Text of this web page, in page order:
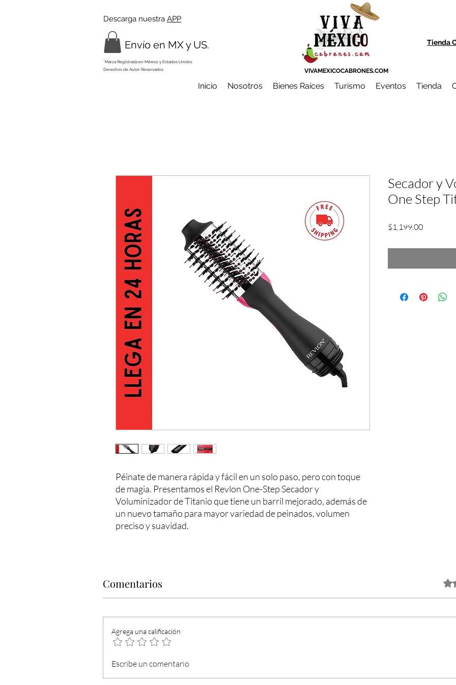
Descarga nuestra APP
Envío en MX y US.
*Marca Registrada en México y Estados Unidos
Derechos de Autor Reservados.
Tienda
Inicio Nosotros Bienes Raíces Turismo Eventos Tienda
VIVAMEXICOCABRONES.COM
Péinate de manera rápida y fácil en un solo paso, pero con toque
de magia. Presentamos el Revlon One-Step Secador y
Voluminizador de Titanio que tiene un barril mejorado, además de
un nuevo tamaño para mayor variedad de peinados, volumen
preciso y suavidad.
Secador y
One Step
$1,199.00Precio
Comentarios
Agrega una calificación
Escribe un comentario